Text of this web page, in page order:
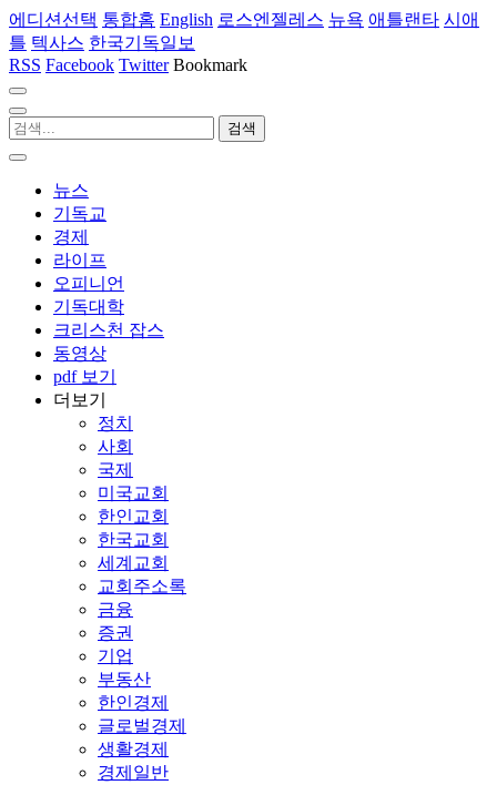
에디션선택 통합홈 English 로스엔젤레스 뉴욕 애틀랜타 시애
틀 텍사스 한국기독일보
RSS Facebook Twitter Bookmark
뉴스
기독교
경제
라이프
오피니언
기독대학
크리스천 잡스
동영상
pdf 보기
더보기
정치
사회
국제
미국교회
한인교회
한국교회
세계교회
교회주소록
금융
증권
기업
부동산
한인경제
글로벌경제
생활경제
경제일반